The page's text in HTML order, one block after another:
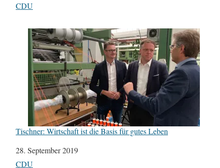
In Bezug auf
CDU
Tischner: Wirtschaft ist die Basis für gutes Leben
Datum
28. September 2019
In Bezug auf
CDU